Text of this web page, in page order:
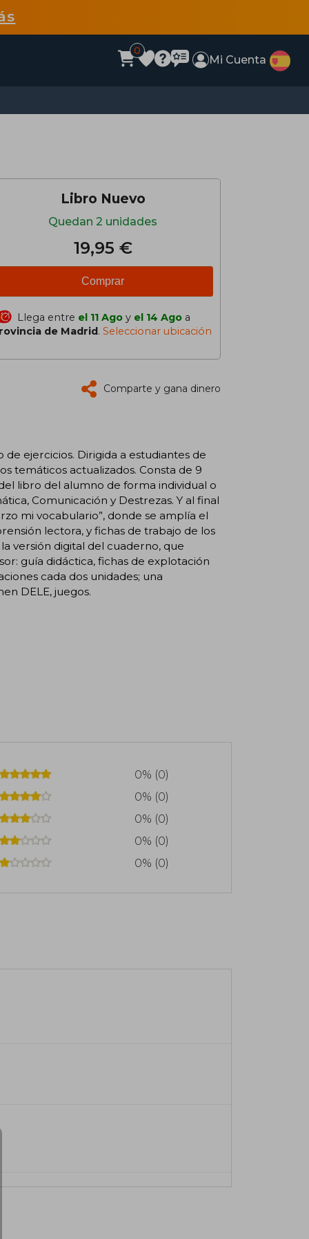
0
Mi Cuenta
Libro Nuevo
Quedan 2 unidades
19,95 €
Comprar
Llega entre el 11 Ago y el 14 Ago a
de Madrid. Seleccionar ubicación
Comparte y gana dinero
de ejercicios. Dirigida a estudiantes de
temáticos actualizados. Consta de 9
libro del alumno de forma individual o
Comunicación y Destrezas. Y al final
mi vocabulario”, donde se amplía el
lectora, y fichas de trabajo de los
versión digital del cuaderno, que
guía didáctica, fichas de explotación
cada dos unidades; una
DELE, juegos.
0% (0)
0% (0)
0% (0)
0% (0)
0% (0)